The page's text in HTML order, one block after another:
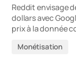
Reddit envisage
dollars avec
prix à la donnée
Monétisation